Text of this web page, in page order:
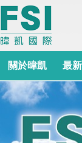
關於暐凱 最